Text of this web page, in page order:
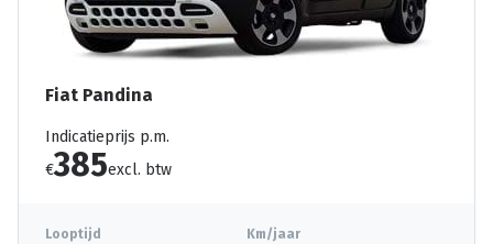
Fiat Pandina
Indicatieprijs p.m.
€385excl. btw
Looptijd Km/jaar